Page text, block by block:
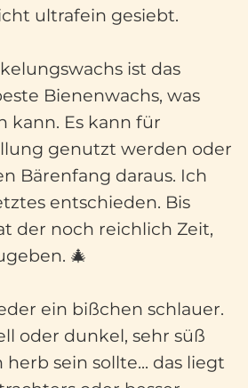
ultrafein gesiebt.
ist das
Bienenwachs, was
kann. Es kann für
genutzt werden oder
Bärenfang daraus. Ich
entschieden. Bis
der noch reichlich Zeit,
🎄
ein bißchen schlauer.
oder dunkel, sehr süß
sein sollte... das liegt